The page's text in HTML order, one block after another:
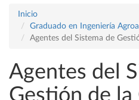
Inicio
Graduado en Ingeniería
Agentes del Sistema de
Agentes del
Gestión de la